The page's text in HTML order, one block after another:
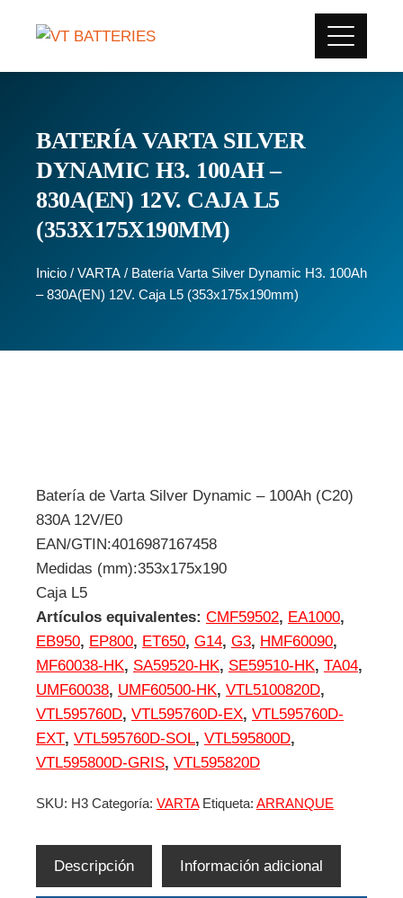
BATERÍA VARTA SILVER
DYNAMIC H3. 100AH –
830A(EN) 12V. CAJA L5
(353X175X190MM)
Inicio / VARTA / Batería Varta Silver Dynamic H3. 100Ah
– 830A(EN) 12V. Caja L5 (353x175x190mm)
Batería de Varta Silver Dynamic – 100Ah (C20)
830A 12V/E0
EAN/GTIN:4016987167458
Medidas (mm):353x175x190
Caja L5
Artículos equivalentes: CMF59502, EA1000,
EB950, EP800, ET650, G14, G3, HMF60090,
MF60038-HK, SA59520-HK, SE59510-HK, TA04,
UMF60038, UMF60500-HK, VTL5100820D,
VTL595760D, VTL595760D-EX, VTL595760D-
EXT, VTL595760D-SOL, VTL595800D,
VTL595800D-GRIS, VTL595820D
SKU: H3 Categoría: VARTA Etiqueta: ARRANQUE
Descripción Información adicional